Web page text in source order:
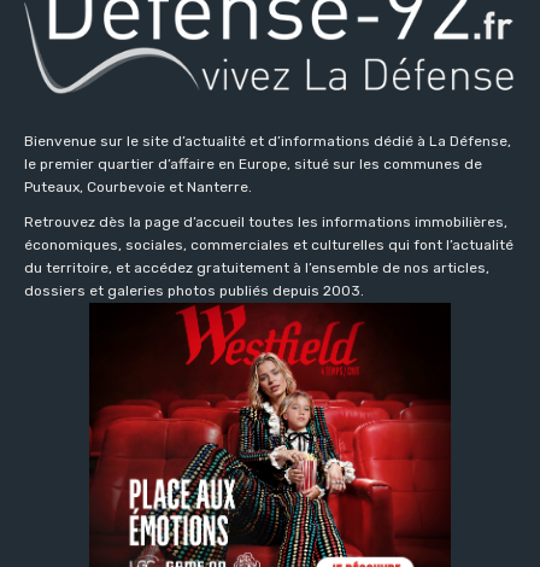
Bienvenue sur le site d’actualité et d’informations dédié à La Défense,
le premier quartier d’affaire en Europe, situé sur les communes de
Puteaux, Courbevoie et Nanterre.
Retrouvez dès la page d’accueil toutes les informations immobilières,
économiques, sociales, commerciales et culturelles qui font l’actualité
du territoire, et accédez gratuitement à l’ensemble de nos articles,
dossiers et galeries photos publiés depuis 2003.